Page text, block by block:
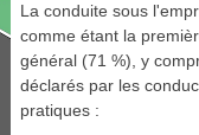
La conduite sous
comme étant la
général (71 %), y
déclarés par les
pratiques :